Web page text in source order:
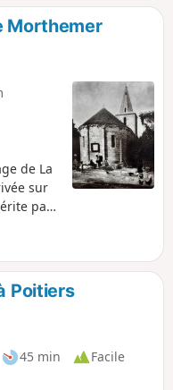
Morthemer
de La
sur
par
Poitiers
45 min
Facile